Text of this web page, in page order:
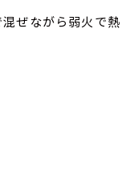
混ぜながら弱火で熱